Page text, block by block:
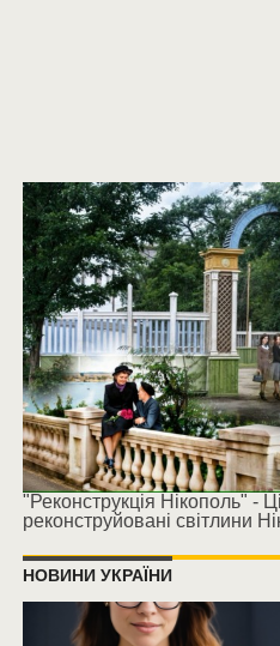
"Реконструкція Нікополь" -
реконструйовані світлини
НОВИНИ УКРАЇНИ